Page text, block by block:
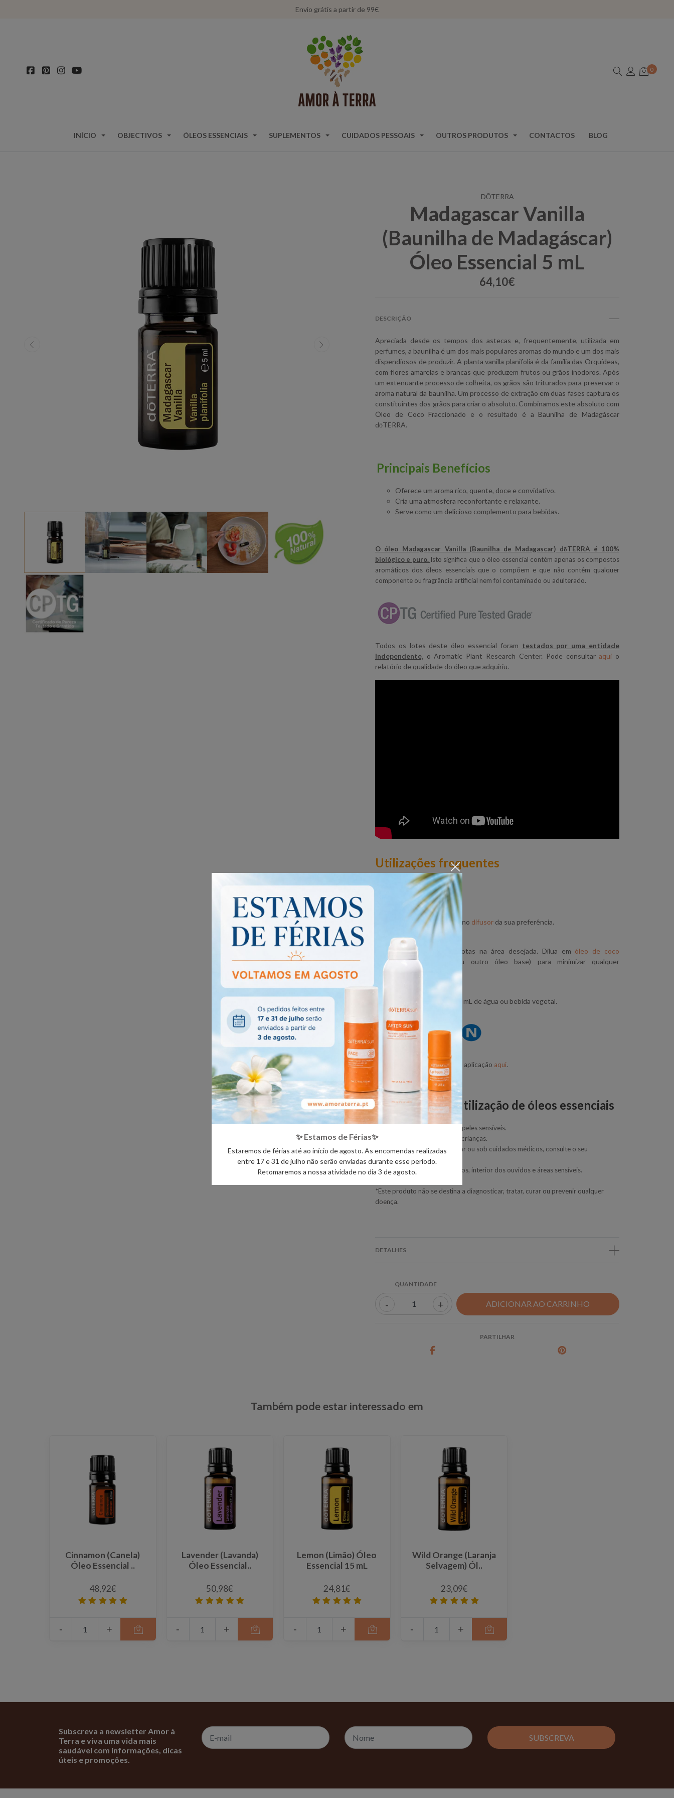
Envio grátis a partir de 99€
0
INÍCIO OBJECTIVOS ÓLEOS ESSENCIAIS SUPLEMENTOS CUIDADOS PESSOAIS OUTROS PRODUTOS CONTACTOS BLOG
DŌTERRA
Madagascar Vanilla
(Baunilha de Madagáscar)
Óleo Essencial 5 mL
64,10€
DESCRIÇÃO
Apreciada desde os tempos dos astecas e, frequentemente, utilizada em
perfumes, a baunilha é um dos mais populares aromas do mundo e um dos mais
dispendiosos de produzir. A planta vanilla planifolia é da família das Orquídeas,
com flores amarelas e brancas que produzem frutos ou grãos inodoros. Após
um extenuante processo de colheita, os grãos são triturados para preservar o
aroma natural da baunilha. Um processo de extração em duas fases captura os
constituintes dos grãos para criar o absoluto. Combinamos este absoluto com
Óleo de Coco Fraccionado e o resultado é a Baunilha de Madagáscar
dōTERRA.
Principais Benefícios
Oferece um aroma rico, quente, doce e convidativo.
Cria uma atmosfera reconfortante e relaxante.
Serve como um delicioso complemento para bebidas.
O óleo Madagascar Vanilla (Baunilha de Madagascar) dōTERRA é 100%
biológico e puro. Isto significa que o óleo essencial contém apenas os compostos
aromáticos dos óleos essenciais que o compõem e que não contêm qualquer
componente ou fragrância artificial nem foi contaminado ou adulterado.
Todos os lotes deste óleo essencial foram testados por uma entidade
independente,o Aromatic Plant Research Center. Pode consultaraqui o
relatório de qualidade do óleo que adquiriu.
Utilizações frequentes
Como Utilizar
Uso aromático:
- Utilize três a quatro gotas no difusorda sua preferência.
Uso tópico:
- Aplique uma ou duas gotas na área desejada. Dilua em óleo de coco
fraccionado dōTERRA
(ou outro óleo base) para minimizar qualquer
sensibilidade da pele.
Uso interno:
- Adicione uma gota em 125 mL de água ou bebida vegetal.
Saiba mais sobre as regras de aplicação aqui.
Precauções na utilização de óleos essenciais
- Ter atenção à aplicação em peles sensíveis.
- Manter fora do alcance das crianças.
- Se está grávida, a amamentar ou sob cuidados médicos, consulte o seu
profissional de saúde.
- Evite o contacto com os olhos, interior dos ouvidos e áreas sensíveis.
*Este produto não se destina a diagnosticar, tratar, curar ou prevenir qualquer
doença.
DETALHES
QUANTIDADE
- +
PARTILHAR
Também pode estar interessado em
Cinnamon (Canela)
Óleo Essencial ..
48,92€
- +
Lavender (Lavanda)
Óleo Essencial..
50,98€
- +
Lemon (Limão) Óleo
Essencial 15 mL
24,81€
- +
Wild Orange (Laranja
Selvagem) Ól..
23,09€
- +
Subscreva a newsletter Amor à
Terra e viva uma vida mais
saudável com informações, dicas
úteis e promoções.
SUBSCREVA
✨ Estamos de Férias✨
Estaremos de férias até ao início de agosto. As encomendas realizadas
entre 17 e 31 de julho não serão enviadas durante esse período.
Retomaremos a nossa atividade no dia 3 de agosto.